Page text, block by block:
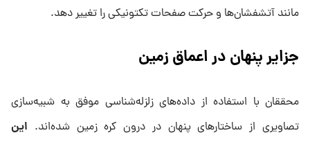
مانند آتشفشان‌ها و حرکت صفحات تکتونیکی را تغییر دهد.
جزایر پنهان در اعماق زمین
محققان با استفاده از داده‌های زلزله‌شناسی موفق به شبیه‌سازی
تصاویری از ساختارهای پنهان در درون کره زمین شده‌اند. این